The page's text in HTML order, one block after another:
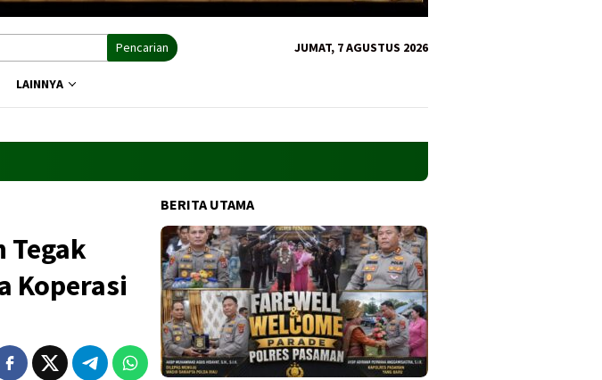
Pencarian JUMAT, 7 AGUSTUS 2026
LAINNYA
Tegak
Koperasi
BERITA UTAMA